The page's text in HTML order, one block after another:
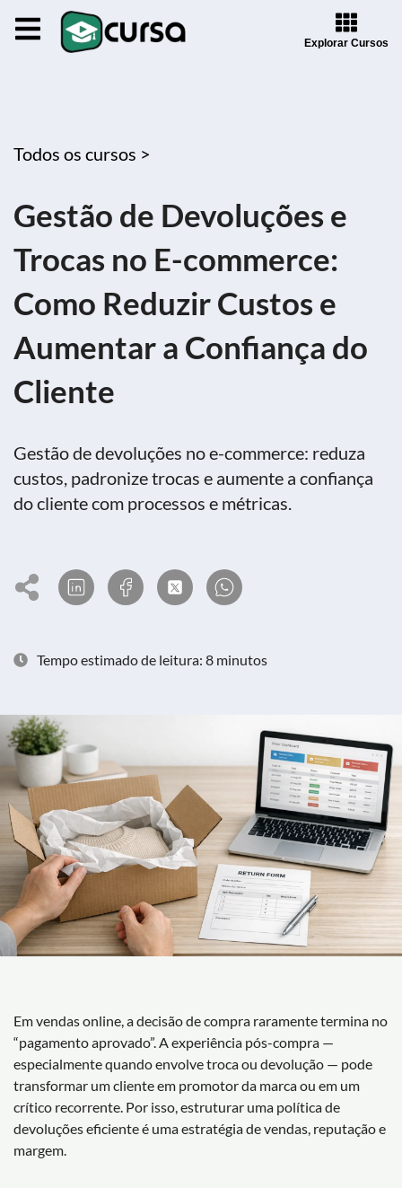
Explorar Cursos
Todos os cursos >
Gestão de Devoluções e
Trocas no E-commerce:
Como Reduzir Custos e
Aumentar a Confiança do
Cliente
Gestão de devoluções no e-commerce: reduza
custos, padronize trocas e aumente a confiança
do cliente com processos e métricas.
Tempo estimado de leitura: 8 minutos
Em vendas online, a decisão de compra raramente termina no
“pagamento aprovado”. A experiência pós-compra —
especialmente quando envolve troca ou devolução — pode
transformar um cliente em promotor da marca ou em um
crítico recorrente. Por isso, estruturar uma política de
devoluções eficiente é uma estratégia de vendas, reputação e
margem.